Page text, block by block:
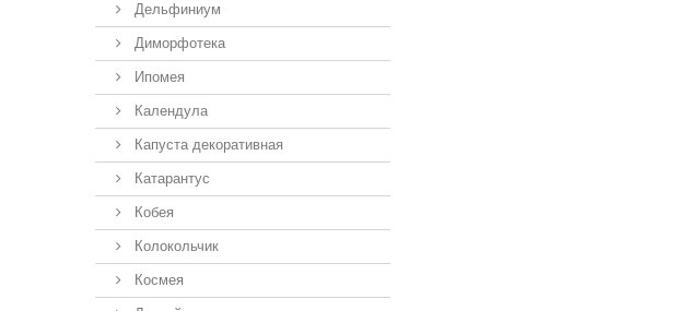
Дельфиниум
Диморфотека
Ипомея
Календула
Капуста декоративная
Катарантус
Кобея
Колокольчик
Космея